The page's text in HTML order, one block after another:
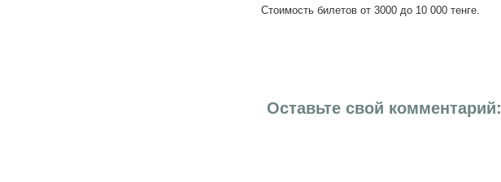
Стоимость билетов от 3000 до 10 000 тенге.
Оставьте свой комментарий: